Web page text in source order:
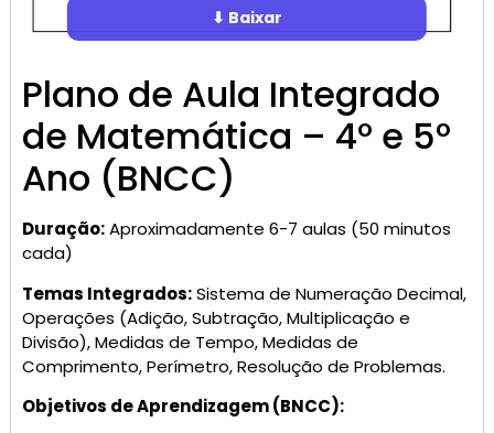
⬇ Baixar
Plano de Aula Integrado
de Matemática – 4º e 5º
Ano (BNCC)
Duração:Aproximadamente 6-7 aulas (50 minutos
cada)
Temas Integrados:Sistema de Numeração Decimal,
Operações (Adição, Subtração, Multiplicação e
Divisão), Medidas de Tempo, Medidas de
Comprimento, Perímetro, Resolução de Problemas.
Objetivos de Aprendizagem (BNCC):